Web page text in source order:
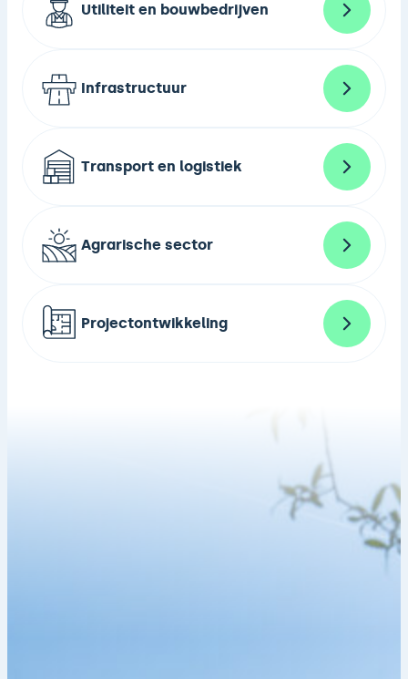
Utiliteit en bouwbedrijven
Infrastructuur
Transport en logistiek
Agrarische sector
Projectontwikkeling